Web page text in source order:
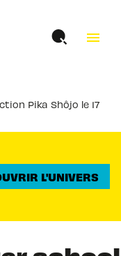
menu
Pika Shôjo le 17
L'UNIVERS